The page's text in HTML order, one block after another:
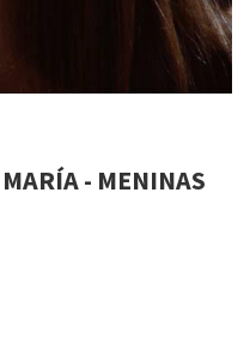
- MENINAS